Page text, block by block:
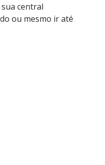
central
ou mesmo ir até